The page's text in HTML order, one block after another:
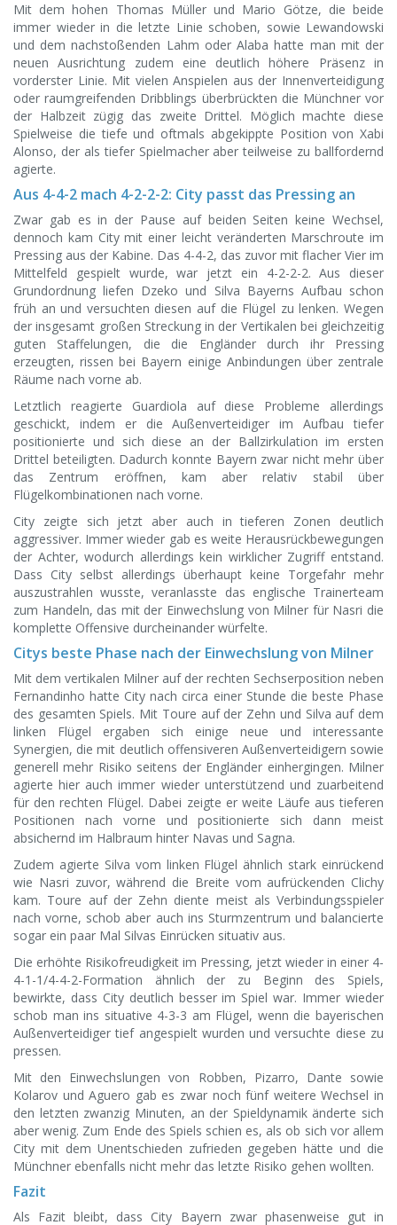
Mit dem hohen Thomas Müller und Mario Götze, die beide
immer wieder in die letzte Linie schoben, sowie Lewandowski
und dem nachstoßenden Lahm oder Alaba hatte man mit der
neuen Ausrichtung zudem eine deutlich höhere Präsenz in
vorderster Linie. Mit vielen Anspielen aus der Innenverteidigung
oder raumgreifenden Dribblings überbrückten die Münchner vor
der Halbzeit zügig das zweite Drittel. Möglich machte diese
Spielweise die tiefe und oftmals abgekippte Position von Xabi
Alonso, der als tiefer Spielmacher aber teilweise zu ballfordernd
agierte.
Aus 4-4-2 mach 4-2-2-2: City passt das Pressing an
Zwar gab es in der Pause auf beiden Seiten keine Wechsel,
dennoch kam City mit einer leicht veränderten Marschroute im
Pressing aus der Kabine. Das 4-4-2, das zuvor mit flacher Vier im
Mittelfeld gespielt wurde, war jetzt ein 4-2-2-2. Aus dieser
Grundordnung liefen Dzeko und Silva Bayerns Aufbau schon
früh an und versuchten diesen auf die Flügel zu lenken. Wegen
der insgesamt großen Streckung in der Vertikalen bei gleichzeitig
guten Staffelungen, die die Engländer durch ihr Pressing
erzeugten, rissen bei Bayern einige Anbindungen über zentrale
Räume nach vorne ab.
Letztlich reagierte Guardiola auf diese Probleme allerdings
geschickt, indem er die Außenverteidiger im Aufbau tiefer
positionierte und sich diese an der Ballzirkulation im ersten
Drittel beteiligten. Dadurch konnte Bayern zwar nicht mehr über
das Zentrum eröffnen, kam aber relativ stabil über
Flügelkombinationen nach vorne.
City zeigte sich jetzt aber auch in tieferen Zonen deutlich
aggressiver. Immer wieder gab es weite Herausrückbewegungen
der Achter, wodurch allerdings kein wirklicher Zugriff entstand.
Dass City selbst allerdings überhaupt keine Torgefahr mehr
auszustrahlen wusste, veranlasste das englische Trainerteam
zum Handeln, das mit der Einwechslung von Milner für Nasri die
komplette Offensive durcheinander würfelte.
Citys beste Phase nach der Einwechslung von Milner
Mit dem vertikalen Milner auf der rechten Sechserposition neben
Fernandinho hatte City nach circa einer Stunde die beste Phase
des gesamten Spiels. Mit Toure auf der Zehn und Silva auf dem
linken Flügel ergaben sich einige neue und interessante
Synergien, die mit deutlich offensiveren Außenverteidigern sowie
generell mehr Risiko seitens der Engländer einhergingen. Milner
agierte hier auch immer wieder unterstützend und zuarbeitend
für den rechten Flügel. Dabei zeigte er weite Läufe aus tieferen
Positionen nach vorne und positionierte sich dann meist
absichernd im Halbraum hinter Navas und Sagna.
Zudem agierte Silva vom linken Flügel ähnlich stark einrückend
wie Nasri zuvor, während die Breite vom aufrückenden Clichy
kam. Toure auf der Zehn diente meist als Verbindungsspieler
nach vorne, schob aber auch ins Sturmzentrum und balancierte
sogar ein paar Mal Silvas Einrücken situativ aus.
Die erhöhte Risikofreudigkeit im Pressing, jetzt wieder in einer 4-
4-1-1/4-4-2-Formation ähnlich der zu Beginn des Spiels,
bewirkte, dass City deutlich besser im Spiel war. Immer wieder
schob man ins situative 4-3-3 am Flügel, wenn die bayerischen
Außenverteidiger tief angespielt wurden und versuchte diese zu
pressen.
Mit den Einwechslungen von Robben, Pizarro, Dante sowie
Kolarov und Aguero gab es zwar noch fünf weitere Wechsel in
den letzten zwanzig Minuten, an der Spieldynamik änderte sich
aber wenig. Zum Ende des Spiels schien es, als ob sich vor allem
City mit dem Unentschieden zufrieden gegeben hätte und die
Münchner ebenfalls nicht mehr das letzte Risiko gehen wollten.
Fazit
Als Fazit bleibt, dass City Bayern zwar phasenweise gut in